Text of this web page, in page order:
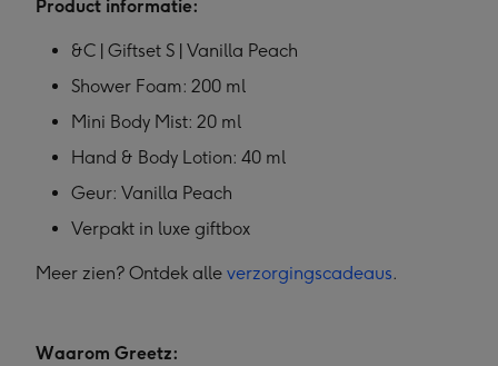
Product informatie:
&C | Giftset S | Vanilla Peach
Shower Foam: 200 ml
Mini Body Mist: 20 ml
Hand & Body Lotion: 40 ml
Geur: Vanilla Peach
Verpakt in luxe giftbox
Meer zien? Ontdek alle verzorgingscadeaus.
Waarom Greetz: